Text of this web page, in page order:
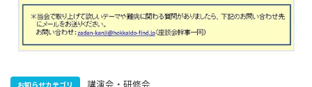
お知らせカテゴリ 講演会・研修会